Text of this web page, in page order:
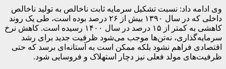
وی ادامه داد: نسبت تشکیل سرمایه ثابت ناخالص به تولید ناخالص
داخلی که در سال ۱۳۹۰ بیش از ۲۶ درصد بوده است، طی یک روند
کاهشی به کمتر از ۱۵ درصد در سال ۱۴۰۰ رسیده است. کاهش نرخ
سرمایه‌گذاری، نه‌تن‌ها موجب می‌شود ظرفیت جدید برای رشد
اقتصادی فراهم نشود بلکه ممکن است به آستانه‌ای برسد که حتی
ظرفیت‌های مولد فعلی نیز دچار استهلاک و فروسایی شود.